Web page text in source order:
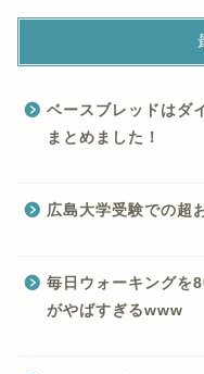
ベースブレッドはダ
まとめました！
広島大学受験での超
毎日ウォーキングを
がやばすぎるwww